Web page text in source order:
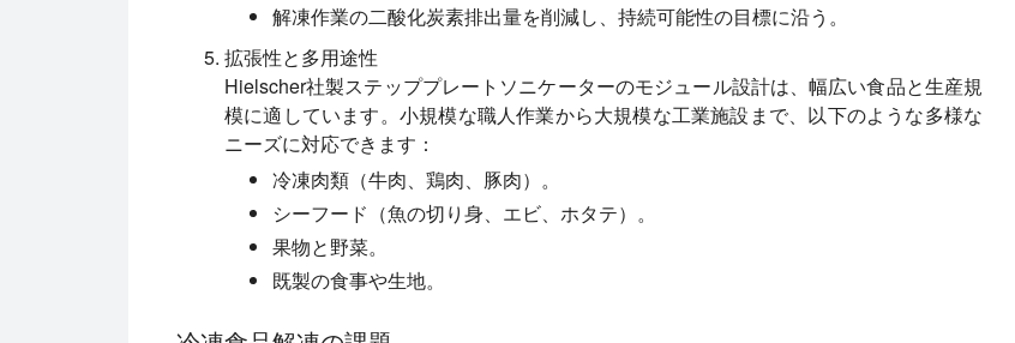
解凍作業の二酸化炭素排出量を削減し、持続可能性の目標に沿う。
拡張性と多用途性
Hielscher社製ステッププレートソニケーターのモジュール設計は、幅広い食品と生産規
模に適しています。小規模な職人作業から大規模な工業施設まで、以下のような多様な
ニーズに対応できます：
冷凍肉類（牛肉、鶏肉、豚肉）。
シーフード（魚の切り身、エビ、ホタテ）。
果物と野菜。
既製の食事や生地。